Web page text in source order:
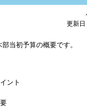
更新日
当初予算の概要です。
ント